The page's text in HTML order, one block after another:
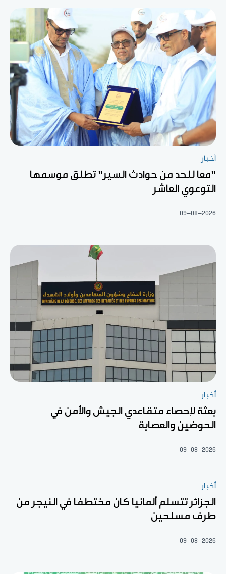
أخبار
"معا للحد من حوادث السير" تطلق موسمها
التوعوي العاشر
09-08-2026
أخبار
بعثة لإحصاء متقاعدي الجيش والأمن في
الحوضين والعصابة
09-08-2026
أخبار
الجزائر تتسلم ألمانيا كان مختطفا في النيجر من
طرف مسلحين
09-08-2026